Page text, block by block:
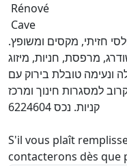
Rénové
Cave
חזיתי, מקסים ומשופץ.
מרפסת, חניות, מיזוג
ונעימה טובלת בירוק עם
למסגרות חינוך ומרכז
קניות. נכס 6224604
S'il vous plaît
contacterons dès que